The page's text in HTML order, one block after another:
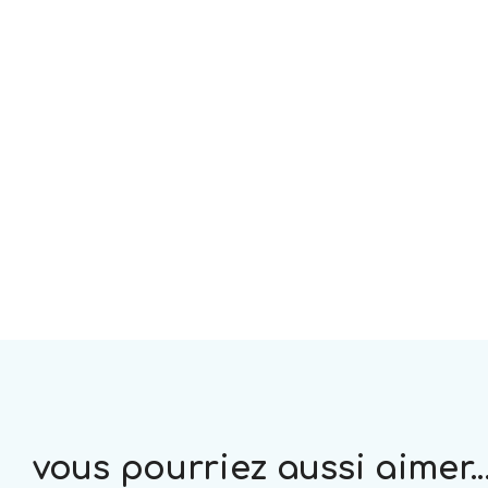
vous pourriez aussi